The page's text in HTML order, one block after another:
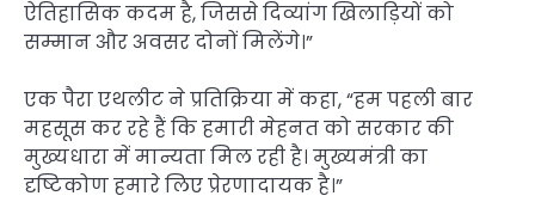
ऐतिहासिक कदम है, जिससे दिव्यांग खिलाड़ियों को
सम्मान और अवसर दोनों मिलेंगे।”
एक पैरा एथलीट ने प्रतिक्रिया में कहा, “हम पहली बार
महसूस कर रहे हैं कि हमारी मेहनत को सरकार की
मुख्यधारा में मान्यता मिल रही है। मुख्यमंत्री का
दृष्टिकोण हमारे लिए प्रेरणादायक है।”